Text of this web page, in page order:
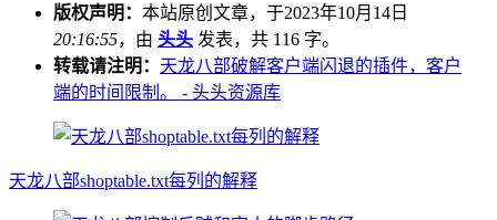
版权声明： 本站原创文章，于2023年10月14日
20:16:55，由 头头 发表，共 116 字。
转载请注明： 天龙八部破解客户端闪退的插件，客户
端的时间限制。 - 头头资源库
天龙八部shoptable.txt每列的解释